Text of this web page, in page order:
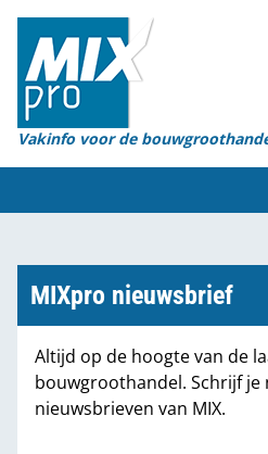
Vakinfo voor de
Home
Magazines
Organisaties
Marktcijfers
Partners
MIXpro nieuwsbrief
Altijd op de hoogte van de
bouwgroothandel. Schrijf je
nieuwsbrieven van MIX.